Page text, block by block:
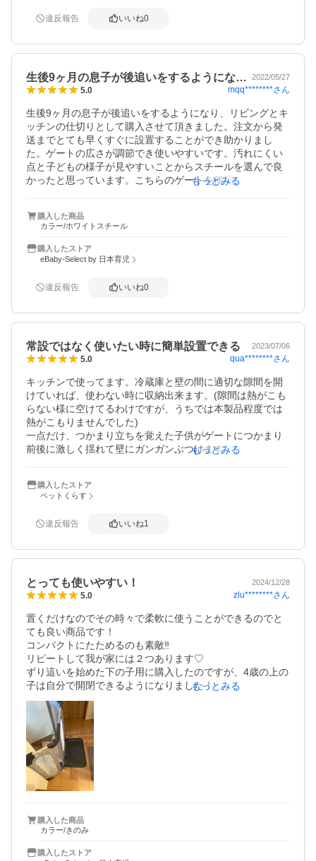
違反報告 いいね0
生後9ヶ月の息子が後追いをするようにな… 2022/05/27
5.0 mqq********さん
生後9ヶ月の息子が後追いをするようになり、リビングとキ
ッチンの仕切りとして購入させて頂きました。注文から発
送までとても早くすぐに設置することができ助かりまし
た。ゲートの広さが調節でき使いやすいです。汚れにくい
点と子どもの様子が見やすいことからスチールを選んで良
かったと思っています。こちらのゲートを使用してつかま
もっとみる
購入した商品
カラー/ホワイトスチール
購入したストア
eBaby-Select by 日本育児
違反報告 いいね0
常設ではなく使いたい時に簡単設置できる 2023/07/06
5.0 qua********さん
キッチンで使ってます。冷蔵庫と壁の間に適切な隙間を開
けていれば、使わない時に収納出来ます。(隙間は熱がこも
らない様に空けてるわけですが、うちでは本製品程度では
熱がこもりませんでした)
一点だけ、つかまり立ちを覚えた子供がゲートにつかまり
前後に激しく揺れて壁にガンガンぶつけます。自前で緩衝
もっとみる
購入したストア
ペットくらす
違反報告 いいね1
とっても使いやすい！ 2024/12/28
5.0 zlu********さん
置くだけなのでその時々で柔軟に使うことができるのでと
ても良い商品です！
コンパクトにたためるのも素敵‼︎
リピートして我が家には２つあります♡
ずり這いを始めた下の子用に購入したのですが、4歳の上の
子は自分で開閉できるようになりました！
多分メーカーでは非推奨だと思いますが、階段上でも写真
のようにすこしコの字型にできるのでうちでは置いてま
す！
もっとみる
購入した商品
カラー/きのみ
購入したストア